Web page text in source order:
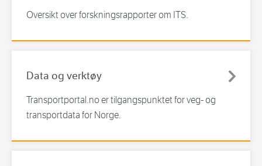
Oversikt over forskningsrapporter om ITS.
Data og verktøy
Transportportal.no er tilgangspunktet for veg- og
transportdata for Norge.